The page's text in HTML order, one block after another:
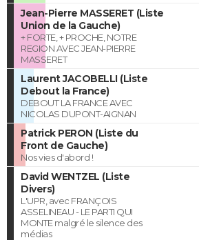
Jean-Pierre MASSERET (Liste
Union de la Gauche)
+ FORTE, + PROCHE, NOTRE
REGION AVEC JEAN-PIERRE
MASSERET
Laurent JACOBELLI (Liste
Debout la France)
DEBOUT LA FRANCE AVEC
NICOLAS DUPONT-AIGNAN
Patrick PERON (Liste du
Front de Gauche)
Nos vies d'abord !
David WENTZEL (Liste
Divers)
L'UPR, avec FRANÇOIS
ASSELINEAU - LE PARTI QUI
MONTE malgré le silence des
médias